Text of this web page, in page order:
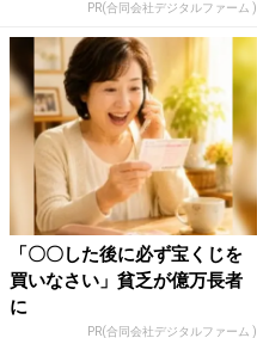
PR(合同会社デジタルファーム )
「〇〇した後に必ず宝くじを
買いなさい」貧乏が億万長者
に
PR(合同会社デジタルファーム )